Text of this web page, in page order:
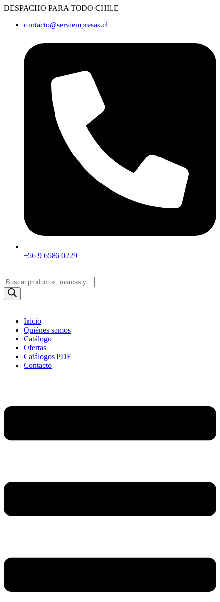
Ir
contenido
DESPACHO PARA TODO CHILE
contacto@serviempresas.cl
+56 9 6586 0229
Búsqueda
de
productos
Inicio
Quiénes somos
Catálogo
Ofertas
Catálogos PDF
Contacto